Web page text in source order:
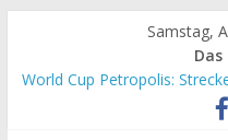
Samstag,
Das
World Cup Petropolis:
Krumbach und